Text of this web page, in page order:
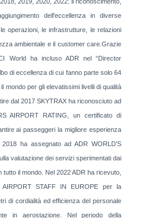
dell'eccellenza in diverse
operazioni, le infrastrutture, le relazioni
ambientale e il customer care.Grazie
World ha incluso ADR nel “Director
di eccellenza di cui fanno parte solo 64
mondo per gli elevatissimi livelli di qualità
dal 2017 SKYTRAX ha riconosciuto ad
AIRPORT RATING, un certificato di
ai passeggeri la migliore esperienza
ha assegnato ad ADR WORLD’S
valutazione dei servizi sperimentati dai
il mondo. Nel 2022 ADR ha ricevuto,
STAFF IN EUROPE per la
di cordialità ed efficienza del personale
in aerostazione. Nel periodo della